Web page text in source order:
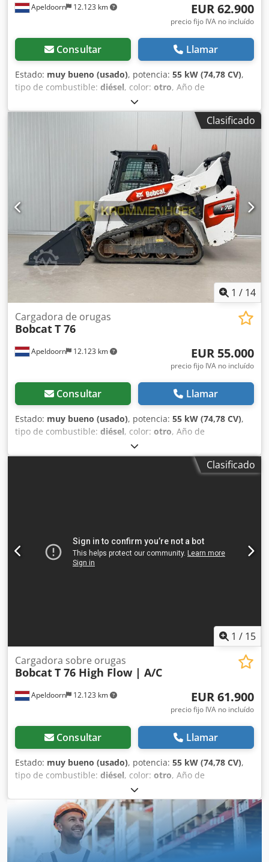
Apeldoorn 12.123 km EUR 62.900
precio fijo IVA no incluído
Consultar Llamar
Estado: muy bueno (usado), potencia: 55 kW (74,78 CV),
tipo de combustible: diésel, color: otro, Año de
, horas de funcionamiento:
Equipamiento:aire acondicionado, Información técnica
Número de cilindros: 4 Cilindrada del motor: 2.400 cc Tipo
de chasis: rígido Dirección: rígida Marca del motor: Bobcat
Peso en vacío: 4.898 kg Dimensiones (L x A x H): 390 x 186 x
206 cm Funcional Sistema de cambio rápido: Sí
Certificación CE: sí Estado Estado técnico: muy bueno
Estado visual: muy bueno = Otras opciones y equipamiento
= - Faro(s) de trabajo - Suspensión del brazo - Orugas de
goma Credoxn S N Rjpfx Alyof - Gran caudal -
Acoplamiento rápido hidráulico - Luz de señalización - Dos
velocidades = Observaciones = Tren motriz Nivel (Tier):
Stage V / Tier IV final General País de fabricación: EE. UU.
Estado Tipo CE: CE Acoplamiento rápido hidráulico, 2
velocidades, pantalla grande, cámara de marcha atrás,
aire acondicionado, asiento neumático.
Clasificado
1 / 14
Apeldoorn 12.123 km
Cargadora de orugas
BobcatT 76
EUR 55.000
precio fijo IVA no incluído
Consultar Llamar
Estado: muy bueno (usado), potencia: 55 kW (74,78 CV),
tipo de combustible: diésel, color: otro, Año de
, horas de funcionamiento:
Equipamiento:aire acondicionado, Peso en vacío: 4.898 kg
Dimensiones (L x An x Al): 395 x 220 x 208 cm Dirección:
final 2 velocidades de traslación, control de marcha, aire
acondicionado, cámara de marcha atrás, asiento
neumático, control por joystick.
Clasificado
1 / 15
Apeldoorn 12.123 km
Cargadora sobre orugas
BobcatT 76 High Flow | A/C
EUR 61.900
precio fijo IVA no incluído
Consultar Llamar
Estado: muy bueno (usado), potencia: 55 kW (74,78 CV),
tipo de combustible: diésel, color: otro, Año de
, horas de funcionamiento:
Equipamiento:aire acondicionado, Información técnica
Número de cilindros: 4 Cilindrada del motor: 2.400 cc
Dirección: Bock Crjdpfx Aow U Itaolyjf Marca del motor:
Bobcat Peso en vacío: 4.898 kg Dimensiones (L x An x Al):
390 x 186 x 206 cm Funcionalidad Sistema de cambio